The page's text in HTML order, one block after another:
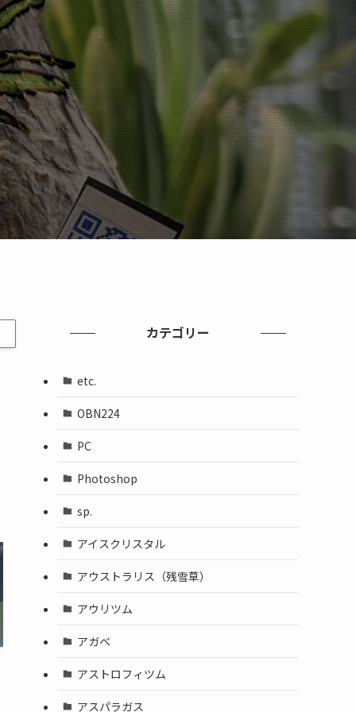
カテゴリー
etc.
OBN224
PC
Photoshop
sp.
アイスクリスタル
アウストラリス（残雪草）
アウリツム
アガベ
アストロフィツム
アスパラガス